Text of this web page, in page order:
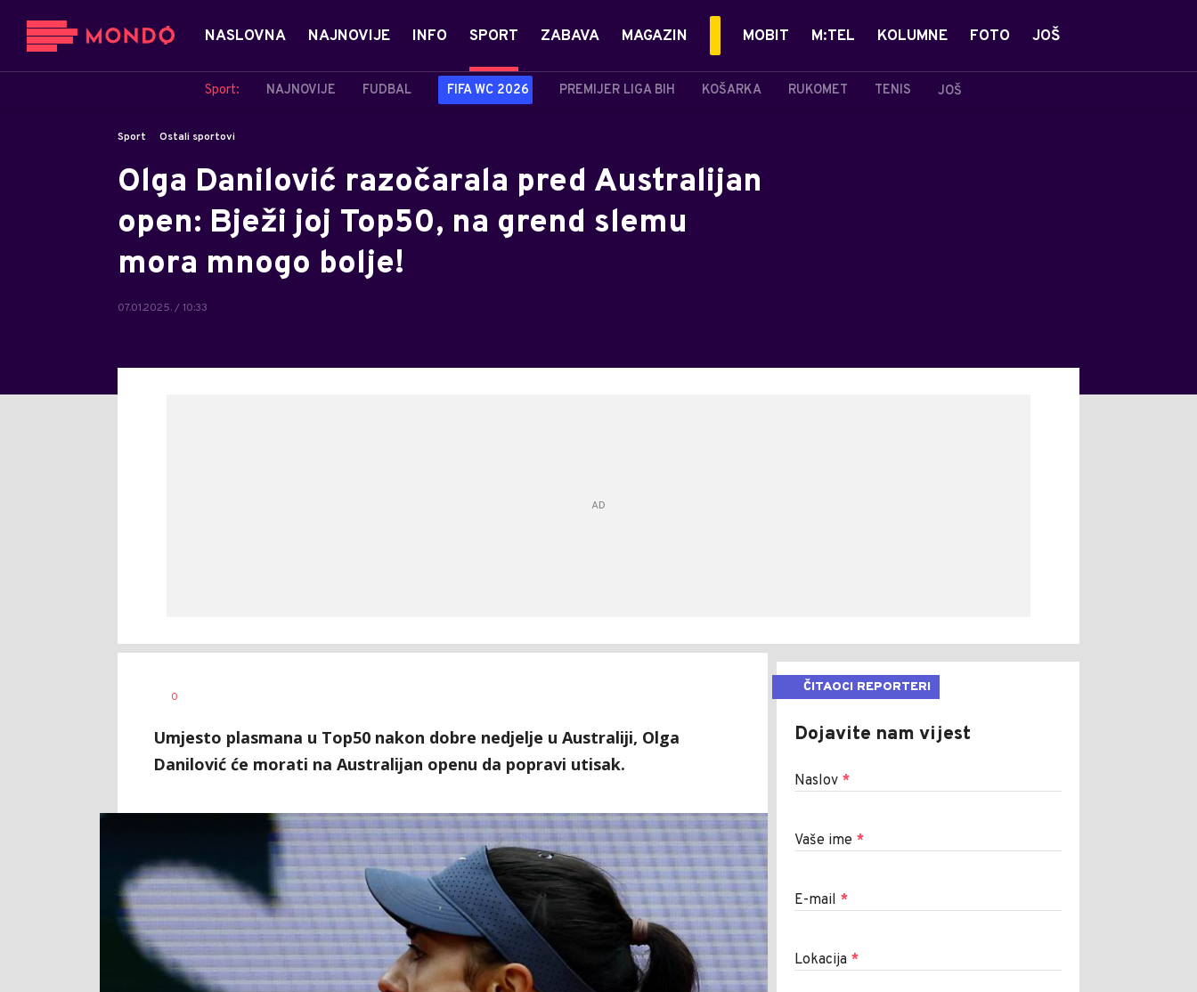
NASLOVNA NAJNOVIJE INFO SPORT
Sport: NAJNOVIJE FUDBAL FIFA WC 2026 PREMIJER LIGA BIH KOŠARKA RUKOMET TENIS JOŠ
ZABAVA MAGAZIN MOBIT M:TEL KOLUMNE FOTO JOŠ
Sport Ostali sportovi
Olga Danilović razočarala pred Australijan
open: Bježi joj Top50, na grend slemu
mora mnogo bolje!
07.01.2025. / 10:33
0
Umjesto plasmana u Top50 nakon dobre nedjelje u Australiji, Olga
Danilović će morati na Australijan openu da popravi utisak.
ČITAOCI REPORTERI
Dojavite nam vijest
Naslov *
Vaše ime *
E-mail *
Lokacija *